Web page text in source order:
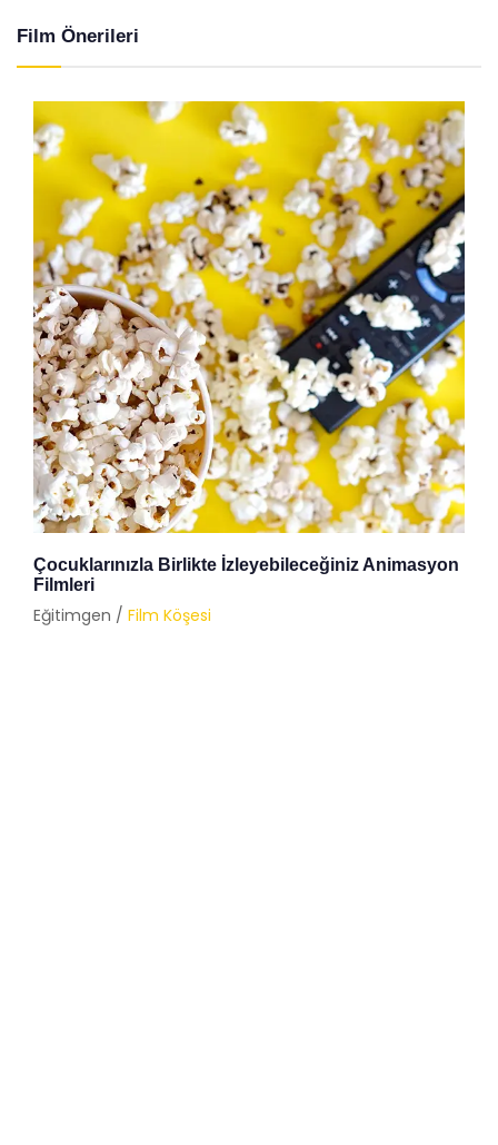
Film Önerileri
Çocuklarınızla Birlikte İzleyebileceğiniz Animasyon
Filmleri
Eğitimgen / Film Köşesi